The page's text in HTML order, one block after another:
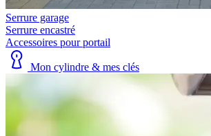
Serrure garage
Serrure encastré
Accessoires pour portail
Mon cylindre & mes clés